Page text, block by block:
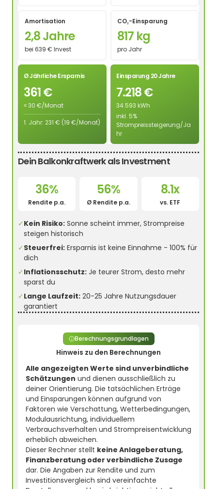
Amortisation
2,8 Jahre
bei 639 € Invest
CO₂-Einsparung
817 kg
pro Jahr
Ø Jährliche Ersparnis
361 €
≈ 30 €/Monat
1. Jahr: 231 € (19 €/Monat)
Einsparung 20 Jahre
7.218 €
34.593 kWh
inkl. 5%
Strompreissteigerung/Ja
hr
Dein Balkonkraftwerk als Investment
36%
Rendite p.a.
56%
Ø Rendite p.a.
8.1x
vs. ETF
✓Kein Risiko: Sonne scheint immer, Strompreise
steigen historisch
✓Steuerfrei: Ersparnis ist keine Einnahme - 100% für
dich
✓Inflationsschutz: Je teurer Strom, desto mehr
sparst du
✓Lange Laufzeit: 20-25 Jahre Nutzungsdauer
garantiert
Hinweis zu den Berechnungen
Berechnungsgrundlagen
Alle angezeigten Werte sind unverbindliche
Schätzungen und dienen ausschließlich zu
deiner Orientierung. Die tatsächlichen Erträge
und Einsparungen können aufgrund von
Faktoren wie Verschattung, Wetterbedingungen,
Modulausrichtung, individuellem
Verbrauchsverhalten und Strompreisentwicklung
erheblich abweichen.
Dieser Rechner stellt keine Anlageberatung,
Finanzberatung oder verbindliche Zusage
dar. Die Angaben zur Rendite und zum
Investitionsvergleich sind vereinfachte